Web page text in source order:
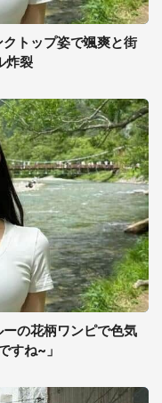
クトップ姿で颯爽と街
炸裂
ーの花柄ワンピで色気
すね~」